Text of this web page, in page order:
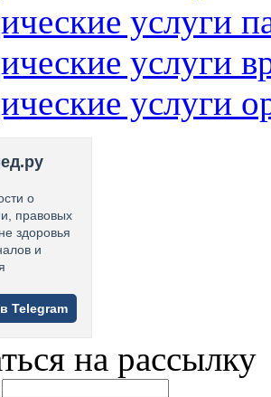
услуги
услуги
услуги
о
правовых
здоровья
и
Telegram
на рассылку